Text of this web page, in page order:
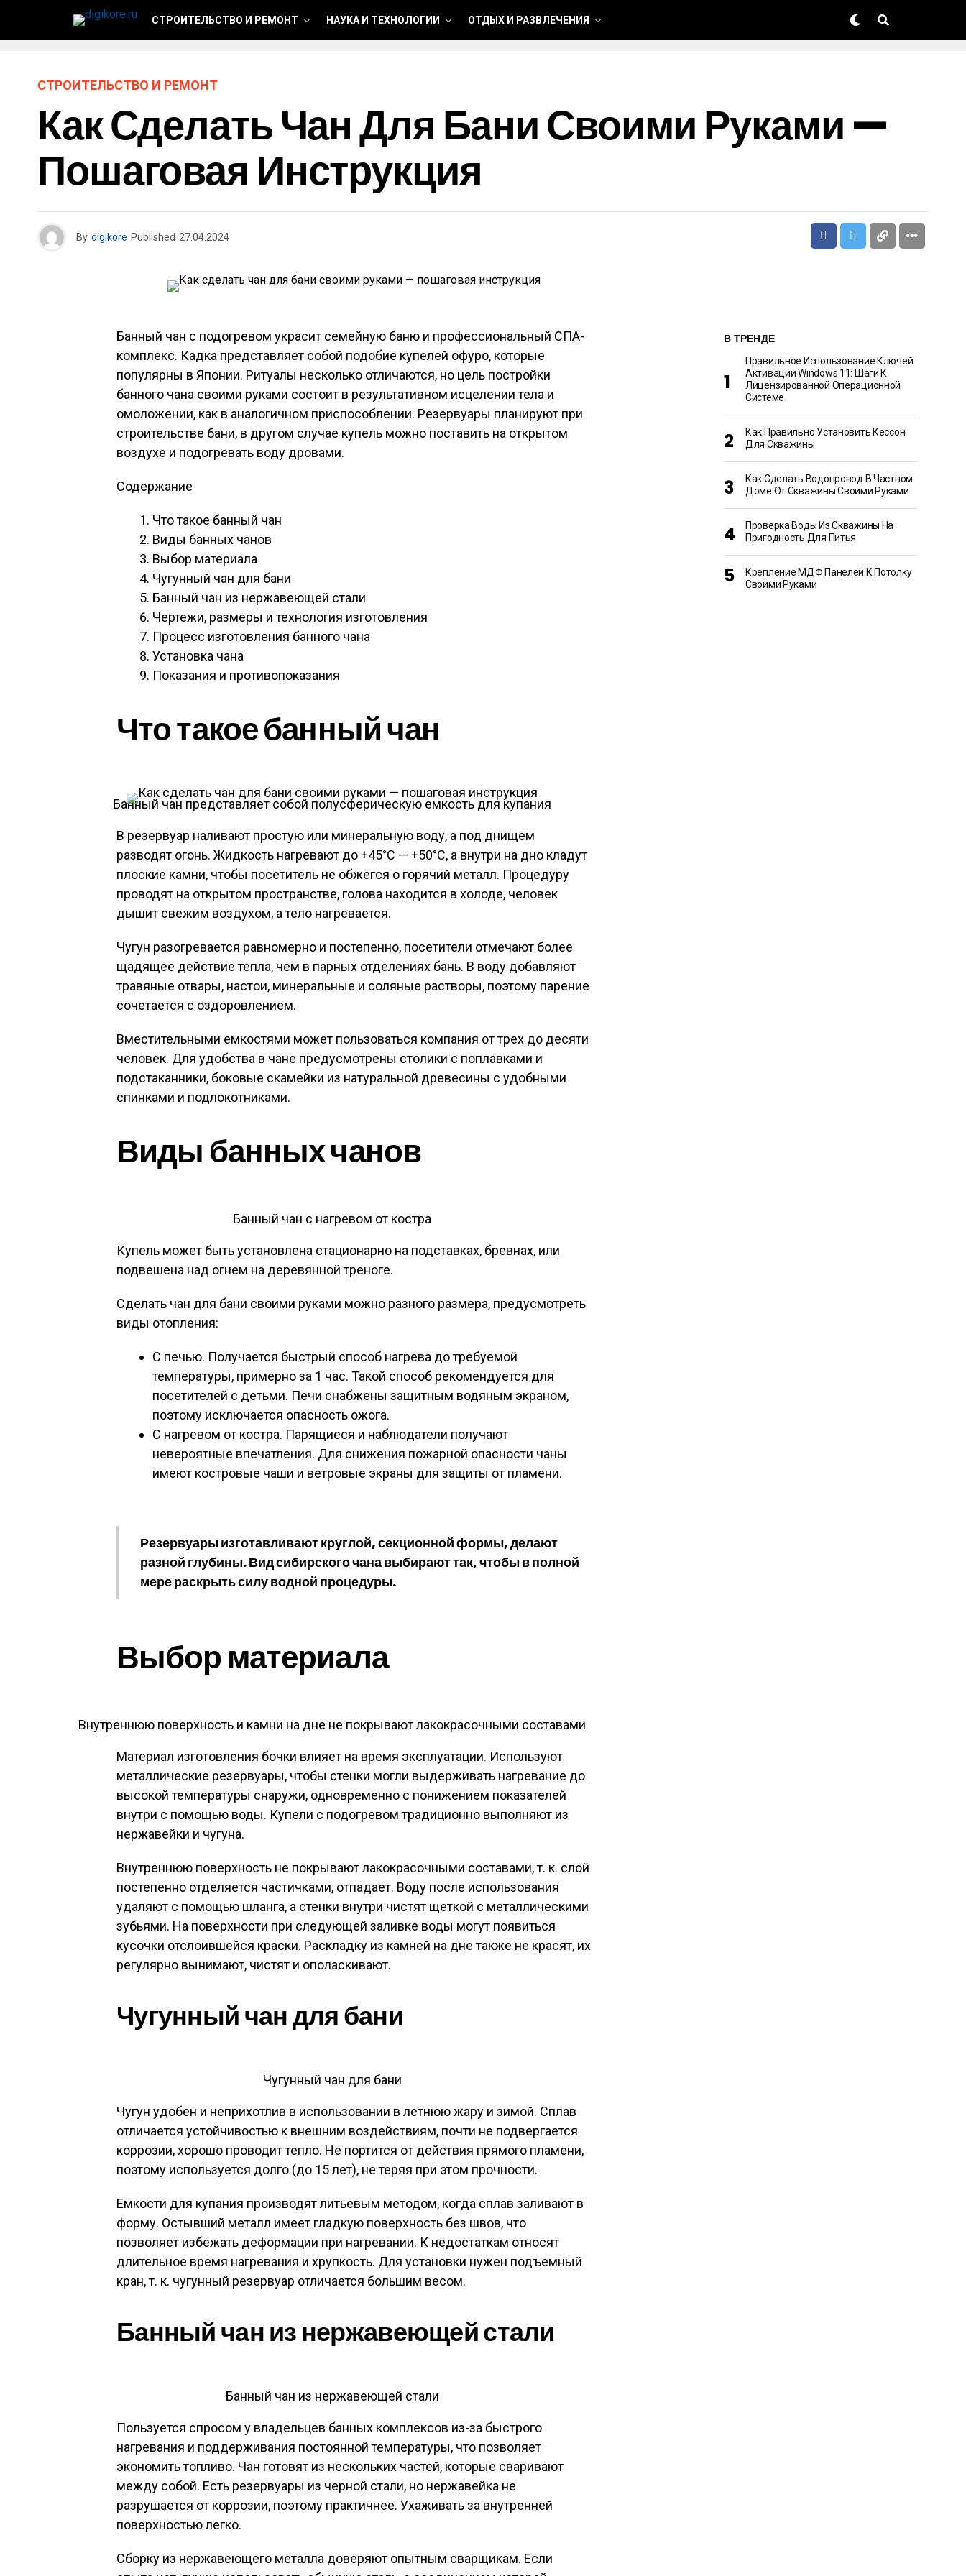
СТРОИТЕЛЬСТВО И РЕМОНТ НАУКА И ТЕХНОЛОГИИ ОТДЫХ И РАЗВЛЕЧЕНИЯ
СТРОИТЕЛЬСТВО И РЕМОНТ
Как Сделать Чан Для Бани Своими Руками —
Пошаговая Инструкция
By digikore Published 27.04.2024
Банный чан с подогревом украсит семейную баню и профессиональный СПА-
комплекс. Кадка представляет собой подобие купелей офуро, которые
популярны в Японии. Ритуалы несколько отличаются, но цель постройки
банного чана своими руками состоит в результативном исцелении тела и
омоложении, как в аналогичном приспособлении. Резервуары планируют при
строительстве бани, в другом случае купель можно поставить на открытом
воздухе и подогревать воду дровами.
Содержание
Что такое банный чан
Виды банных чанов
Выбор материала
Чугунный чан для бани
Банный чан из нержавеющей стали
Чертежи, размеры и технология изготовления
Процесс изготовления банного чана
Установка чана
Показания и противопоказания
Что такое банный чан
Банный чан представляет собой полусферическую емкость для купания
В резервуар наливают простую или минеральную воду, а под днищем
разводят огонь. Жидкость нагревают до +45°С — +50°С, а внутри на дно кладут
плоские камни, чтобы посетитель не обжегся о горячий металл. Процедуру
проводят на открытом пространстве, голова находится в холоде, человек
дышит свежим воздухом, а тело нагревается.
Чугун разогревается равномерно и постепенно, посетители отмечают более
щадящее действие тепла, чем в парных отделениях бань. В воду добавляют
травяные отвары, настои, минеральные и соляные растворы, поэтому парение
сочетается с оздоровлением.
Вместительными емкостями может пользоваться компания от трех до десяти
человек. Для удобства в чане предусмотрены столики с поплавками и
подстаканники, боковые скамейки из натуральной древесины с удобными
спинками и подлокотниками.
Виды банных чанов
Банный чан с нагревом от костра
Купель может быть установлена стационарно на подставках, бревнах, или
подвешена над огнем на деревянной треноге.
Сделать чан для бани своими руками можно разного размера, предусмотреть
виды отопления:
С печью. Получается быстрый способ нагрева до требуемой
температуры, примерно за 1 час. Такой способ рекомендуется для
посетителей с детьми. Печи снабжены защитным водяным экраном,
поэтому исключается опасность ожога.
С нагревом от костра. Парящиеся и наблюдатели получают
невероятные впечатления. Для снижения пожарной опасности чаны
имеют костровые чаши и ветровые экраны для защиты от пламени.
Резервуары изготавливают круглой, секционной формы, делают
разной глубины. Вид сибирского чана выбирают так, чтобы в полной
мере раскрыть силу водной процедуры.
Выбор материала
Внутреннюю поверхность и камни на дне не покрывают лакокрасочными составами
Материал изготовления бочки влияет на время эксплуатации. Используют
металлические резервуары, чтобы стенки могли выдерживать нагревание до
высокой температуры снаружи, одновременно с понижением показателей
внутри с помощью воды. Купели с подогревом традиционно выполняют из
нержавейки и чугуна.
Внутреннюю поверхность не покрывают лакокрасочными составами, т. к. слой
постепенно отделяется частичками, отпадает. Воду после использования
удаляют с помощью шланга, а стенки внутри чистят щеткой с металлическими
зубьями. На поверхности при следующей заливке воды могут появиться
кусочки отслоившейся краски. Раскладку из камней на дне также не красят, их
регулярно вынимают, чистят и ополаскивают.
Чугунный чан для бани
Чугунный чан для бани
Чугун удобен и неприхотлив в использовании в летнюю жару и зимой. Сплав
отличается устойчивостью к внешним воздействиям, почти не подвергается
коррозии, хорошо проводит тепло. Не портится от действия прямого пламени,
поэтому используется долго (до 15 лет), не теряя при этом прочности.
Емкости для купания производят литьевым методом, когда сплав заливают в
форму. Остывший металл имеет гладкую поверхность без швов, что
позволяет избежать деформации при нагревании. К недостаткам относят
длительное время нагревания и хрупкость. Для установки нужен подъемный
кран, т. к. чугунный резервуар отличается большим весом.
Банный чан из нержавеющей стали
Банный чан из нержавеющей стали
Пользуется спросом у владельцев банных комплексов из-за быстрого
нагревания и поддерживания постоянной температуры, что позволяет
экономить топливо. Чан готовят из нескольких частей, которые сваривают
между собой. Есть резервуары из черной стали, но нержавейка не
разрушается от коррозии, поэтому практичнее. Ухаживать за внутренней
поверхностью легко.
Сборку из нержавеющего металла доверяют опытным сварщикам. Если
В ТРЕНДЕ
Правильное Использование Ключей
Активации Windows 11: Шаги К
Лицензированной Операционной
Системе
Как Правильно Установить Кессон
Для Скважины
Как Сделать Водопровод В Частном
Доме От Скважины Своими Руками
Проверка Воды Из Скважины На
Пригодность Для Питья
Крепление МДФ Панелей К Потолку
Своими Руками